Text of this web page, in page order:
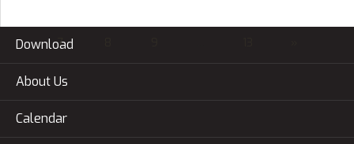
7
Download
About Us
Calendar